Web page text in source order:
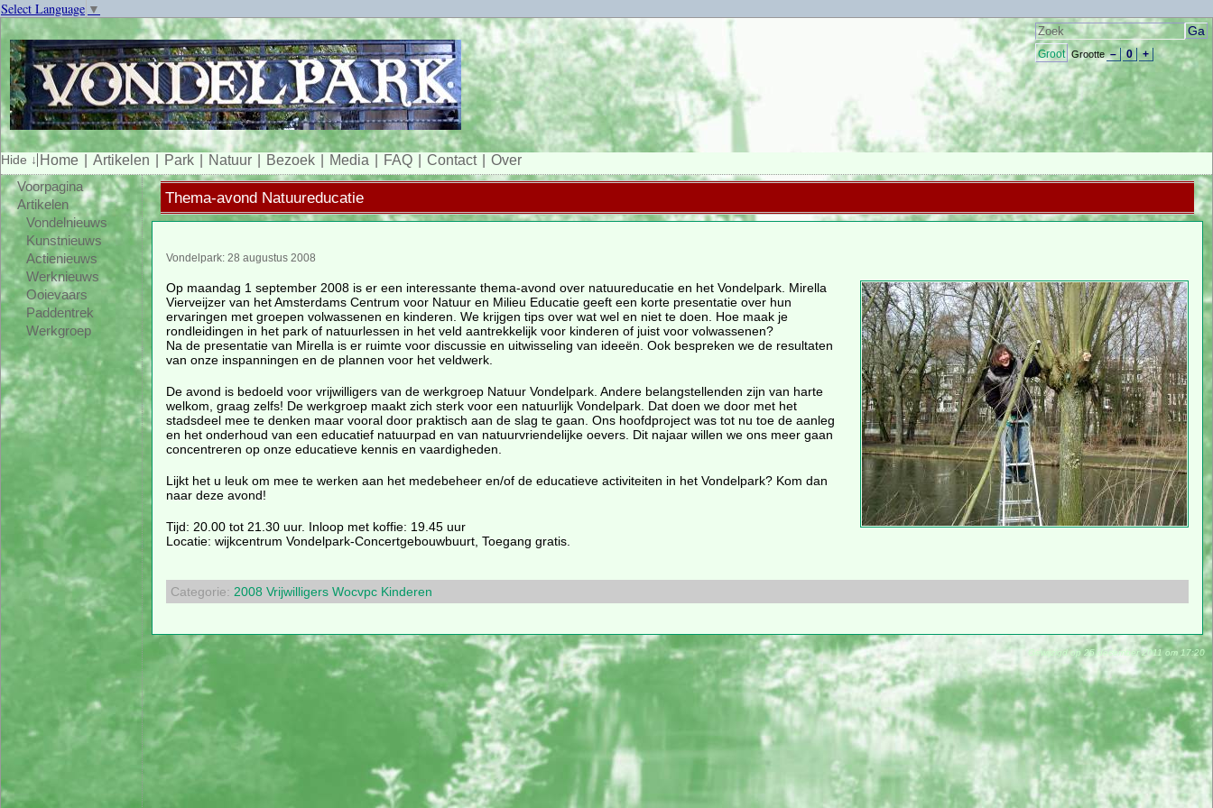
Select Language ▼
Groot Grootte – 0 +
Home Artikelen Park Natuur Bezoek Media FAQ Contact Over
Voorpagina
Artikelen
Vondelnieuws
Kunstnieuws
Actienieuws
Werknieuws
Ooievaars
Paddentrek
Werkgroep
Thema-avond Natuureducatie
Vondelpark: 28 augustus 2008
Op maandag 1 september 2008 is er een interessante thema-avond over natuureducatie en het Vondelpark. Mirella
Vierveijzer van het Amsterdams Centrum voor Natuur en Milieu Educatie geeft een korte presentatie over hun
ervaringen met groepen volwassenen en kinderen. We krijgen tips over wat wel en niet te doen. Hoe maak je
rondleidingen in het park of natuurlessen in het veld aantrekkelijk voor kinderen of juist voor volwassenen?
Na de presentatie van Mirella is er ruimte voor discussie en uitwisseling van ideeën. Ook bespreken we de resultaten
van onze inspanningen en de plannen voor het veldwerk.
De avond is bedoeld voor vrijwilligers van de werkgroep Natuur Vondelpark. Andere belangstellenden zijn van harte
welkom, graag zelfs! De werkgroep maakt zich sterk voor een natuurlijk Vondelpark. Dat doen we door met het
stadsdeel mee te denken maar vooral door praktisch aan de slag te gaan. Ons hoofdproject was tot nu toe de aanleg
en het onderhoud van een educatief natuurpad en van natuurvriendelijke oevers. Dit najaar willen we ons meer gaan
concentreren op onze educatieve kennis en vaardigheden.
Lijkt het u leuk om mee te werken aan het medebeheer en/of de educatieve activiteiten in het Vondelpark? Kom dan
naar deze avond!
Tijd: 20.00 tot 21.30 uur. Inloop met koffie: 19.45 uur
Locatie: wijkcentrum Vondelpark-Concertgebouwbuurt, Toegang gratis.
Categorie: 2008 Vrijwilligers Wocvpc Kinderen
Gewijzigd op 25 december 2011 om 17:20